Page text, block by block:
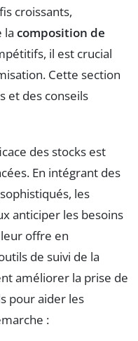
croissants,
la composition de
il est crucial
Cette section
et des conseils
des stocks est
En intégrant des
les
anticiper les besoins
offre en
de suivi de la
améliorer la prise de
pour aider les
: